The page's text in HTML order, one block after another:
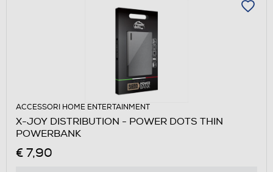
ACCESSORI HOME ENTERTAINMENT
X-JOY DISTRIBUTION - POWER DOTS THIN
POWERBANK
€ 7,90